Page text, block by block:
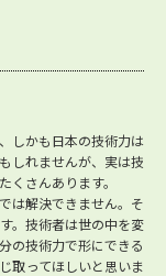
しかも日本の技術力は
しれませんが、実は技
さんあります。
は解決できません。そ
。技術者は世の中を変
の技術力で形にできる
取ってほしいと思いま